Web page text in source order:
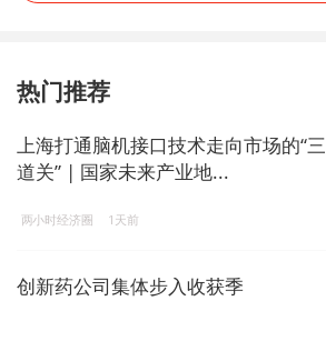
热门推荐
上海打通脑机接口技术走向市场的“三
道关” | 国家未来产业地...
两小时经济圈 1天前
创新药公司集体步入收获季